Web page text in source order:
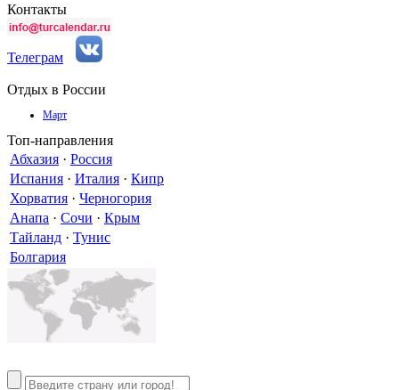
Контакты
Телеграм
Отдых в России
Март
Топ-направления
Абхазия · Россия
Испания · Италия · Кипр
Хорватия · Черногория
Анапа · Сочи · Крым
Тайланд · Тунис
Болгария